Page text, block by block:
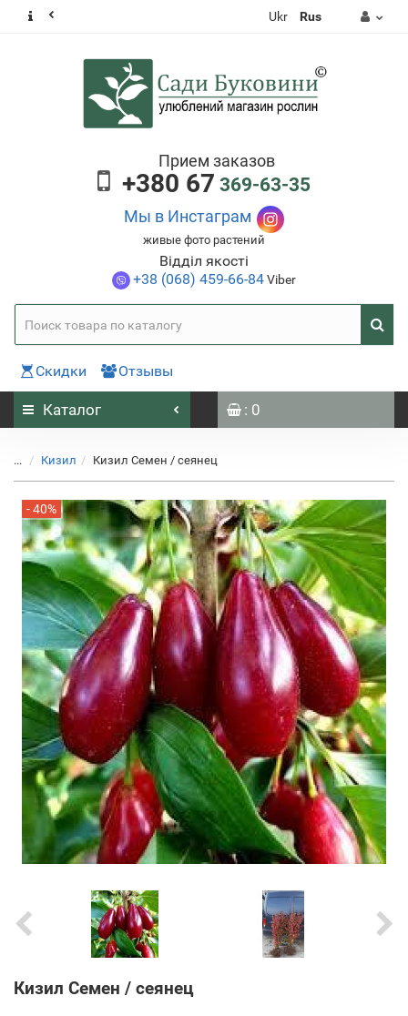
Ukr Rus
Прием заказов
+380 67 369-63-35
Мы в Инстаграм
живые фото растений
Відділ якості
+38 (068) 459-66-84Viber
Скидки Отзывы
Каталог : 0
... Кизил Кизил Семен / сеянец
- 40%
Кизил Семен / сеянец